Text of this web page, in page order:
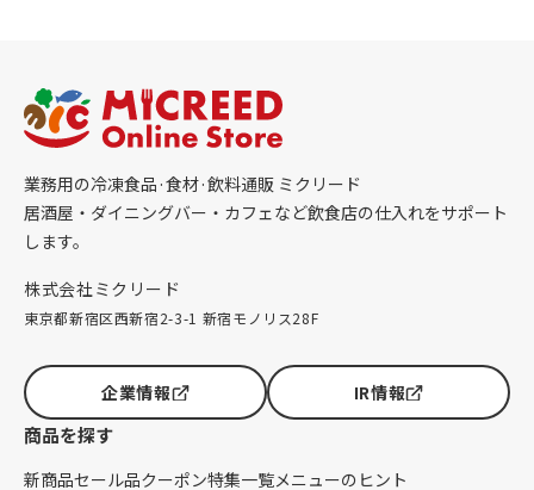
業務用の冷凍食品·食材·飲料通販 ミクリード
居酒屋・ダイニングバー・カフェなど飲食店の仕入れをサポート
します。
株式会社ミクリード
東京都新宿区西新宿2-3-1 新宿モノリス28F
企業情報 IR情報
商品を探す
新商品セール品クーポン特集一覧メニューのヒント